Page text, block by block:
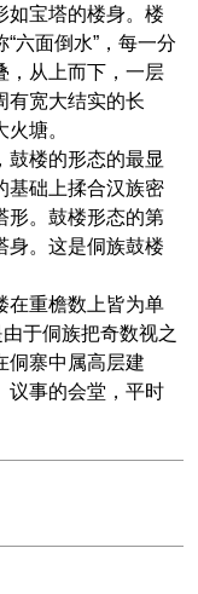
如宝塔的楼身。楼
六面倒水”，每一分
，从上而下，一层
有宽大结实的长
塘。
鼓楼的形态的最显
基础上揉合汉族密
形。鼓楼形态的第
身。这是侗族鼓楼
在重檐数上皆为单
于侗族把奇数视之
侗寨中属高层建
议事的会堂，平时